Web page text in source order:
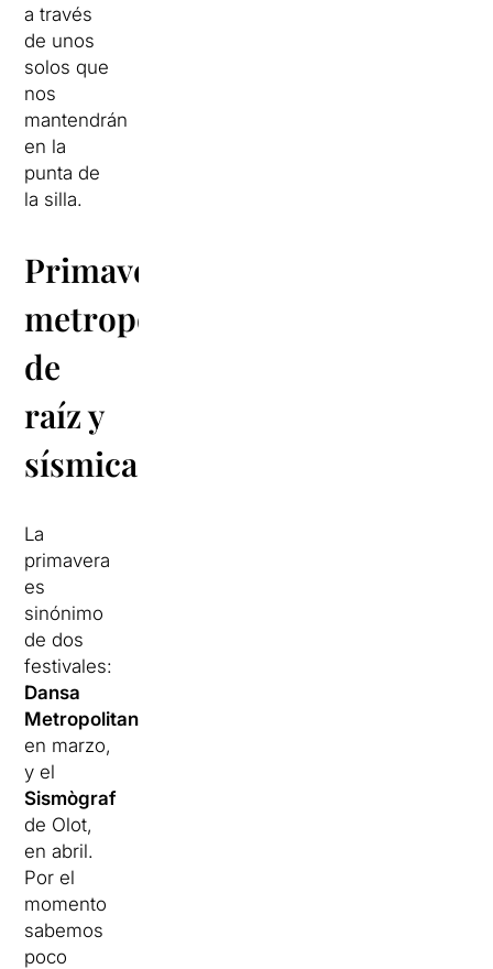
a través
de unos
solos que
nos
mantendrán
en la
punta de
la silla.
Primavera:
metropolitana,
de
raíz y
sísmica
La
primavera
es
sinónimo
de dos
festivales:
Dansa
Metropolitana
en marzo,
y el
Sismògraf
de Olot,
en abril.
Por el
momento
sabemos
poco